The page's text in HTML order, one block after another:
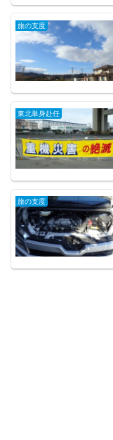
旅の支度
東北単身赴任
旅の支度